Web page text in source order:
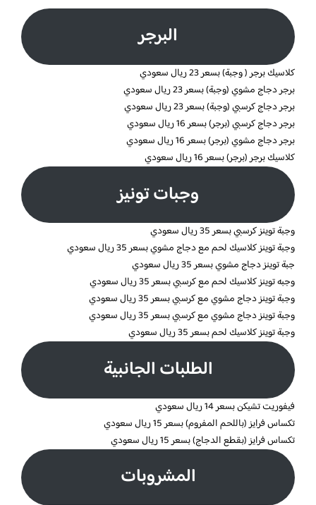
البرجر
كلاسيك برجر ( وجبة) بسعر 23 ريال سعودي
برجر دجاج مشوي (وجبة) بسعر 23 ريال سعودي
برجر دجاج كرسبي (وجبة) بسعر 23 ريال سعودي
برجر دجاج كرسبي (برجر) بسعر 16 ريال سعودي
برجر دجاج مشوي (برجر) بسعر 16 ريال سعودي
كلاسيك برجر (برجر) بسعر 16 ريال سعودي
وجبات تونيز
وجبة توينز كرسبي بسعر 35 ريال سعودي
وجبة توينز كلاسيك لحم مع دجاج مشوي بسعر 35 ريال سعودي
جبة توينز دجاج مشوي بسعر 35 ريال سعودي
وجبه توينز كلاسيك لحم مع كرسبي بسعر 35 ريال سعودي
وجبة توينز دجاج مشوي مع كرسبي بسعر 35 ريال سعودي
وجبة توينز دجاج مشوي مع كرسبي بسعر 35 ريال سعودي
وجبة توينز كلاسيك لحم بسعر 35 ريال سعودي
الطلبات الجانبية
فيفوريت تشيكن بسعر 14 ريال سعودي
تكساس فرايز (باللحم المفروم) بسعر 15 ريال سعودي
تكساس فرايز (بقطع الدجاج) بسعر 15 ريال سعودي
المشروبات